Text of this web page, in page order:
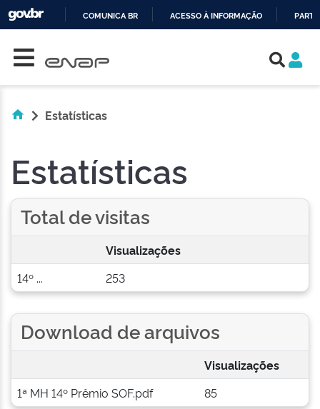
COMUNICA BR ACESSO À INFORMAÇÃO
Estatísticas
Estatísticas
Total de visitas
Visualizações
14º ...
253
Download de arquivos
Visualizações
1ª MH 14º Prêmio SOF.pdf
85